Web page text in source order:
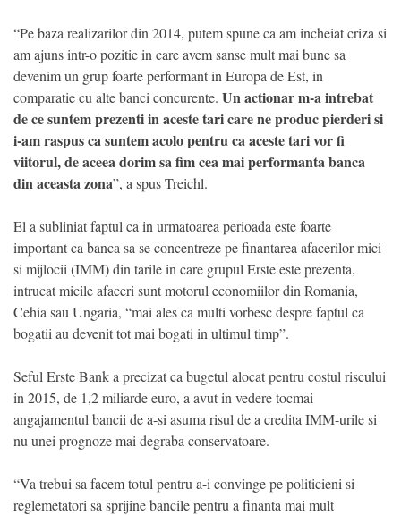
“Pe baza realizarilor din 2014, putem spune ca am incheiat criza si
am ajuns intr-o pozitie in care avem sanse mult mai bune sa
devenim un grup foarte performant in Europa de Est, in
comparatie cu alte banci concurente. Un actionar m-a intrebat
de ce suntem prezenti in aceste tari care ne produc pierderi si
i-am raspus ca suntem acolo pentru ca aceste tari vor fi
viitorul, de aceea dorim sa fim cea mai performanta banca
din aceasta zona”, a spus Treichl.
El a subliniat faptul ca in urmatoarea perioada este foarte
important ca banca sa se concentreze pe finantarea afacerilor mici
si mijlocii (IMM) din tarile in care grupul Erste este prezenta,
intrucat micile afaceri sunt motorul economiilor din Romania,
Cehia sau Ungaria, “mai ales ca multi vorbesc despre faptul ca
bogatii au devenit tot mai bogati in ultimul timp”.
Seful Erste Bank a precizat ca bugetul alocat pentru costul riscului
in 2015, de 1,2 miliarde euro, a avut in vedere tocmai
angajamentul bancii de a-si asuma risul de a credita IMM-urile si
nu unei prognoze mai degraba conservatoare.
“Va trebui sa facem totul pentru a-i convinge pe politicieni si
reglemetatori sa sprijine bancile pentru a finanta mai mult